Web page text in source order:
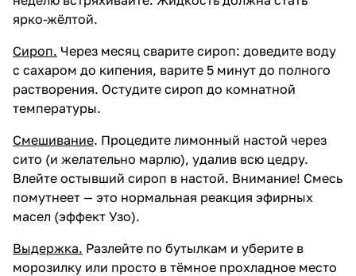
ярко-жёлтой.
Сироп. Через месяц сварите сироп: доведите воду
с сахаром до кипения, варите 5 минут до полного
растворения. Остудите сироп до комнатной
температуры.
Смешивание. Процедите лимонный настой через
сито (и желательно марлю), удалив всю цедру.
Влейте остывший сироп в настой. Внимание! Смесь
помутнеет — это нормальная реакция эфирных
масел (эффект Узо).
Выдержка. Разлейте по бутылкам и уберите в
морозилку или просто в тёмное прохладное место